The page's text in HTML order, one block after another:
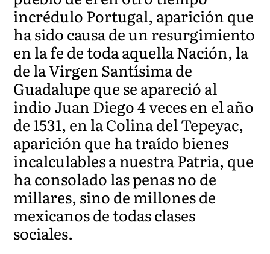
incrédulo Portugal, aparición que
ha sido causa de un resurgimiento
en la fe de toda aquella Nación, la
de la Virgen Santísima de
Guadalupe que se apareció al
indio Juan Diego 4 veces en el año
de 1531, en la Colina del Tepeyac,
aparición que ha traído bienes
incalculables a nuestra Patria, que
ha consolado las penas no de
millares, sino de millones de
mexicanos de todas clases
sociales.